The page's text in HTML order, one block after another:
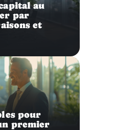
au
par
et
pour
premier